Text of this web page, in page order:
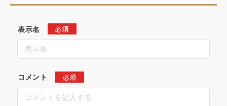
表示名 必須
コメント 必須